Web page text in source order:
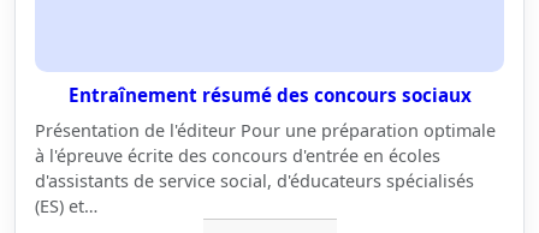
Entraînement résumé des concours sociaux
Présentation de l'éditeur Pour une préparation optimale
à l'épreuve écrite des concours d'entrée en écoles
d'assistants de service social, d'éducateurs spécialisés
(ES) et…